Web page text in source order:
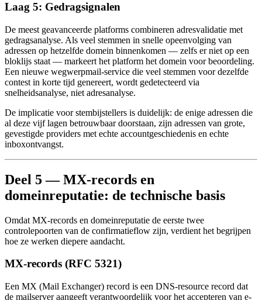
Laag 5: Gedragsignalen
De meest geavanceerde platforms combineren adresvalidatie met
gedragsanalyse. Als veel stemmen in snelle opeenvolging van
adressen op hetzelfde domein binnenkomen — zelfs er niet op een
bloklijs staat — markeert het platform het domein voor beoordeling.
Een nieuwe wegwerpmail-service die veel stemmen voor dezelfde
contest in korte tijd genereert, wordt gedetecteerd via
snelheidsanalyse, niet adresanalyse.
De implicatie voor stembijstellers is duidelijk: de enige adressen die
al deze vijf lagen betrouwbaar doorstaan, zijn adressen van grote,
gevestigde providers met echte accountgeschiedenis en echte
inboxontvangst.
Deel 5 — MX-records en
domeinreputatie: de technische basis
Omdat MX-records en domeinreputatie de eerste twee
controlepoorten van de confirmatieflow zijn, verdient het begrijpen
hoe ze werken diepere aandacht.
MX-records (RFC 5321)
Een MX (Mail Exchanger) record is een DNS-resource record dat
de mailserver aangeeft verantwoordelijk voor het accepteren van e-